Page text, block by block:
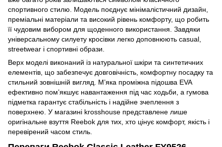
спортивного стилю. Модель поєднує мінімалістичний дизайн,
преміальні матеріали та високий рівень комфорту, що робить
її чудовим вибором для щоденного використання. Завдяки
універсальному силуету кросівки легко доповнюють casual,
streetwear і спортивні образи.
Верх моделі виконаний із натуральної шкіри та синтетичних
елементів, що забезпечує довговічність, комфортну посадку та
стильний зовнішній вигляд. М’яка проміжна підошва EVA
ефективно пом’якшує навантаження під час ходьби, а гумова
підметка гарантує стабільність і надійне зчеплення з
поверхнею. У магазині krosshouse представлене лише
оригінальне взуття Reebok для тих, хто цінує комфорт, якість і
перевірений часом стиль.